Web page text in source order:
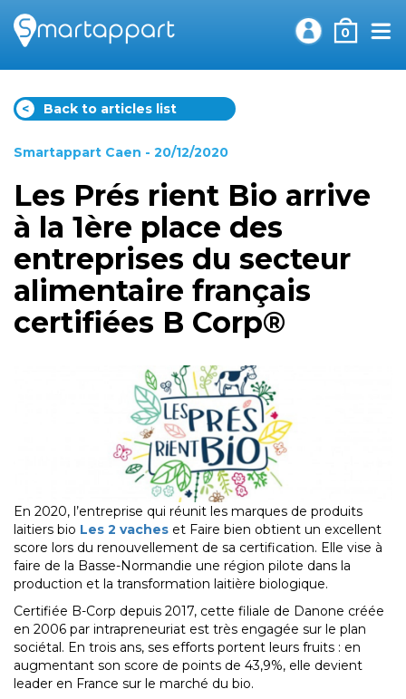
0
< Back to articles list
Smartappart Caen - 20/12/2020
Les Prés rient Bio arrive
à la 1ère place des
entreprises du secteur
alimentaire français
certifiées B Corp®
En 2020, l’entreprise qui réunit les marques de produits
laitiers bio Les 2 vaches et Faire bien obtient un excellent
score lors du renouvellement de sa certification. Elle vise à
faire de la Basse-Normandie une région pilote dans la
production et la transformation laitière biologique.
Certifiée B-Corp depuis 2017, cette filiale de Danone créée
en 2006 par intrapreneuriat est très engagée sur le plan
sociétal. En trois ans, ses efforts portent leurs fruits : en
augmentant son score de points de 43,9%, elle devient
leader en France sur le marché du bio.